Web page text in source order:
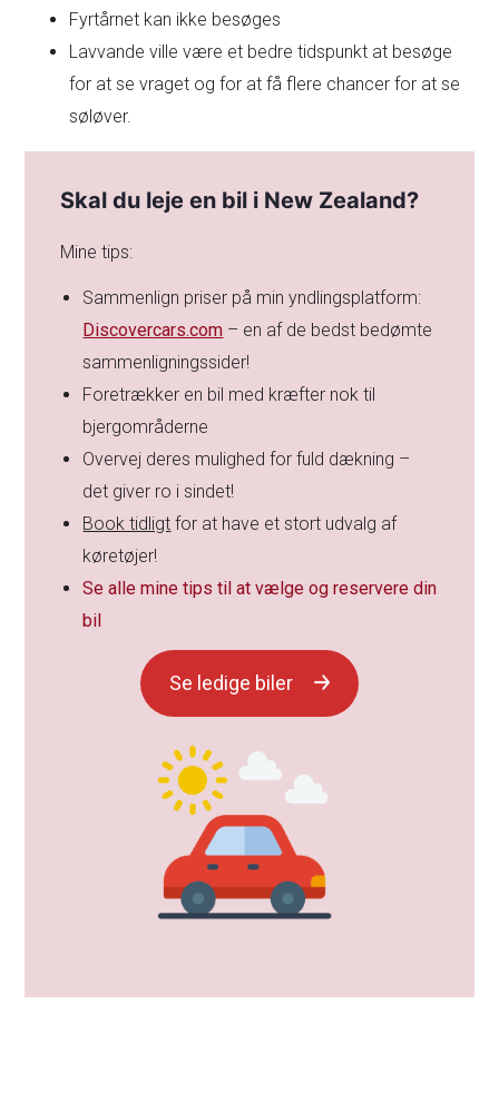
Fyrtårnet kan ikke besøges
Lavvande ville være et bedre tidspunkt at besøge
for at se vraget og for at få flere chancer for at se
søløver.
Skal du leje en bil i New Zealand?
Mine tips:
Sammenlign priser på min yndlingsplatform:
Discovercars.com – en af de bedst bedømte
sammenligningssider!
Foretrækker en bil med kræfter nok til
bjergområderne
Overvej deres mulighed for fuld dækning –
det giver ro i sindet!
Book tidligt for at have et stort udvalg af
køretøjer!
Se alle mine tips til at vælge og reservere din
bil
Se ledige biler